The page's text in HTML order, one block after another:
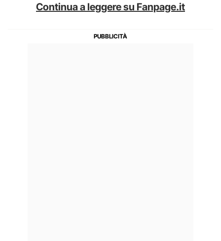
Continua a leggere su Fanpage.it